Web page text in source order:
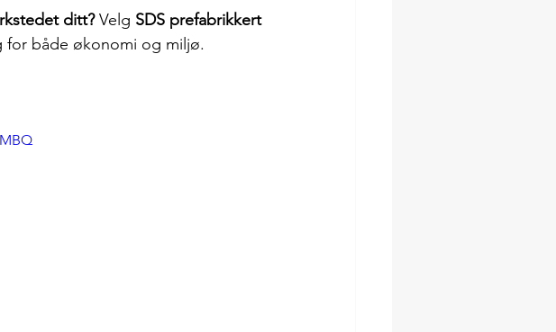
ditt? Velg SDS prefabrikkert
for både økonomi og miljø.